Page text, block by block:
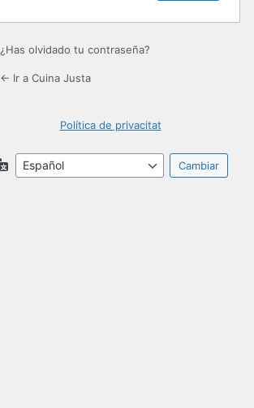
¿Has olvidado tu contraseña?
← Ir a Cuina Justa
Política de privacitat
Idioma